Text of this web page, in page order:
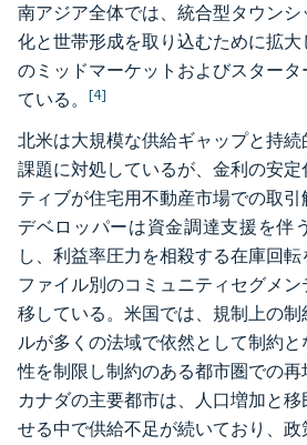
南アジア全体では、統合型タウン
化と世帯形成を取り込むために拡
のミッドマーケットおよびスター
ている。 [4]
北米は大規模な供給ギャップと持
課題に対処しているが、金利の安
ティブが住宅用不動産市場での取引
デベロッパーは資金調達支援を伴
し、利益率圧力を相殺する在庫回
ファイル別のコミュニティセグメ
移している。米国では、規制上の
ルが多くの法域で依然として制約
性を制限し制約のある都市圏での再
カナダの主要都市は、人口増加と
せる中で供給不足が続いており、